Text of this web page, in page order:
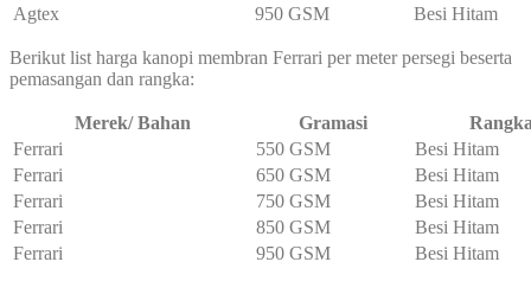
Agtex
950 GSM Besi Hitam
Berikut list harga kanopi membran Ferrari per meter persegi beserta
pemasangan dan rangka:
Merek/ Bahan Gramasi
Ferrari
550 GSM
Besi Hitam
Ferrari
650 GSM
Besi Hitam
Ferrari
750 GSM
Besi Hitam
Ferrari
850 GSM
Besi Hitam
Ferrari
950 GSM Besi Hitam